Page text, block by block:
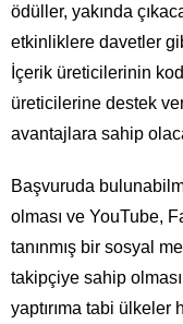
ödüller, yakında
etkinliklere davetler
İçerik üreticilerinin
üreticilerine destek
avantajlara sahip
Başvuruda
olması ve YouTube,
tanınmış bir sosyal
takipçiye sahip
yaptırıma tabi ülkeler